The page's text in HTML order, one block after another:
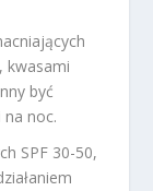
kwasami
być
noc.
SPF 30-50,